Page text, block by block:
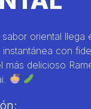
oriental
con
más delicioso